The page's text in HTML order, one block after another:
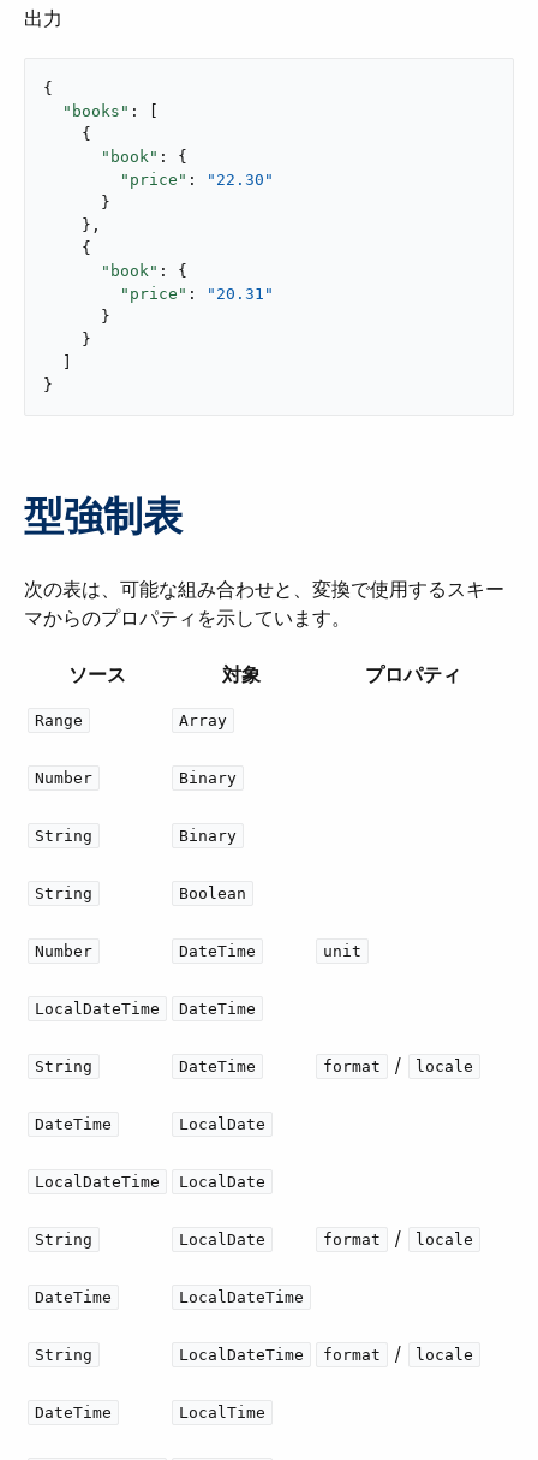
出力
{
"books" : [
    {
"book" : {
"price" :
"22.30"
      }
    },
    {
"book" : {
"price" :
"20.31"
      }
    }
}
型強制表
次の表は、可能な組み合わせと、変換で使用するスキー
マからのプロパティを示しています。
ソース 対象 プロパティ
Range Array
Number Binary
String Binary
String Boolean
Number DateTime unit
LocalDateTime DateTime
String DateTime format ​ / ​ locale
DateTime LocalDate
LocalDateTime LocalDate
String LocalDate format ​ / ​ locale
DateTime LocalDateTime
String LocalDateTime format ​ / ​ locale
DateTime LocalTime